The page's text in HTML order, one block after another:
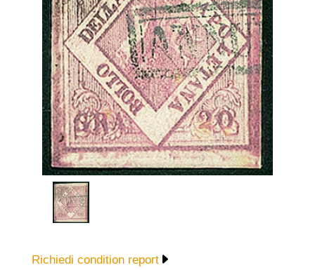
Richiedi condition report